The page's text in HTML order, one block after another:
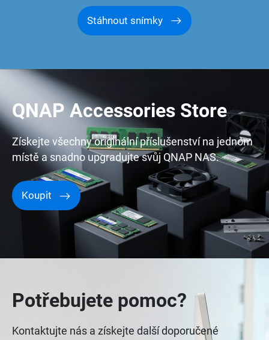
Stáhnout snímky
QNAP Accessories Store
Získejte všechny originální příslušenství na jednom
místě a snadno upgradujte svůj QNAP NAS.
Koupit
Potřebujete pomoc?
Kontaktujte nás a získejte další doporučené